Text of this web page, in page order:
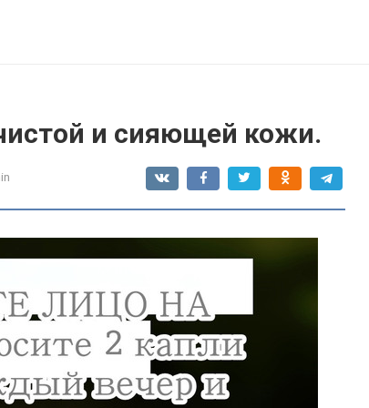
и сияющей кожи.